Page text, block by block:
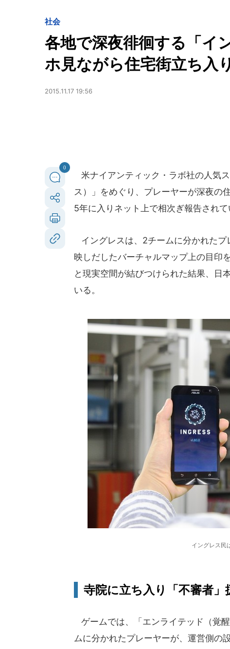
社会
各地で深夜徘徊する「
ホ見ながら住宅街立ち入
2015.11.17 19:56
0
米ナイアンティック・ラボ社の人気
ス）」をめぐり、プレーヤーが深夜の
5年に入りネット上で相次ぎ報告されて
イングレスは、2チームに分かれたプ
映しだしたバーチャルマップ上の目印
と現実空間が結びつけられた結果、日
いる。
イングレス民
寺院に立ち入り「不審者」
ゲームでは、「エンライテッド（覚
ムに分かれたプレーヤーが、運営側の